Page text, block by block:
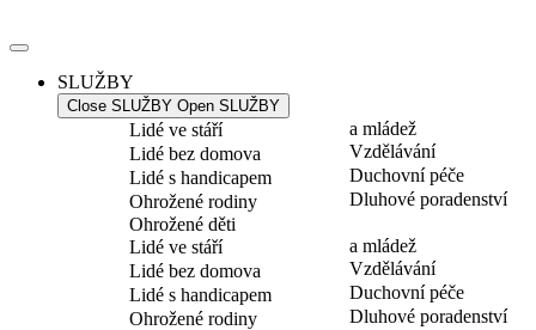
k
SLUŽBY
Close SLUŽBY Open SLUŽBY
Lidé ve stáří
Lidé bez domova
Lidé s handicapem
Ohrožené rodiny
Ohrožené děti
a mládež
Vzdělávání
Duchovní péče
Dluhové poradenství
Lidé ve stáří
Lidé bez domova
Lidé s handicapem
Ohrožené rodiny
a mládež
Vzdělávání
Duchovní péče
Dluhové poradenství